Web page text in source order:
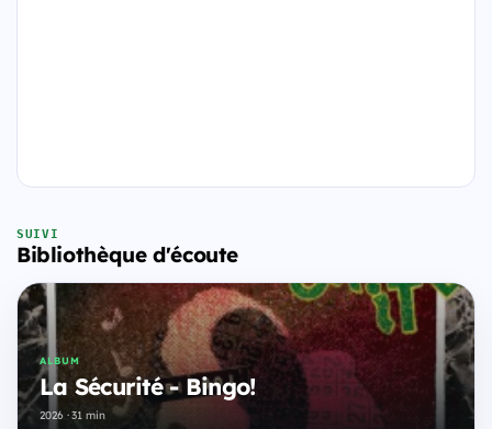
SUIVI
Bibliothèque d'écoute
ALBUM
La Sécurité - Bingo!
2026 · 31 min